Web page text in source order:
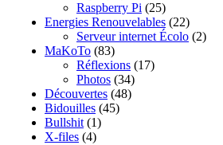
Raspberry Pi (25)
Energies Renouvelables (22)
Serveur internet Écolo (2)
MaKoTo (83)
Réflexions (17)
Photos (34)
Découvertes (48)
Bidouilles (45)
Bullshit (1)
X-files (4)